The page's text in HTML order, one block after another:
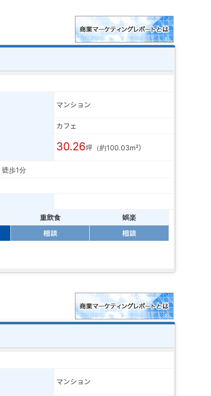
マンション
カフェ
30.26坪（約100.03m²）
徒歩1分
重飲食
娯楽
相談 相談
マンション